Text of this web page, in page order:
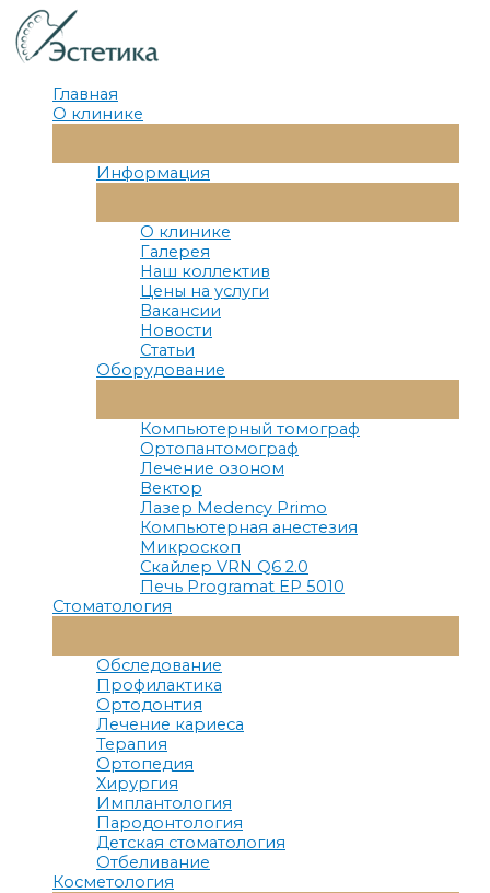
Перейти
к
содержимому
Главная
О клинике
Меню
Информация
Меню
О клинике
Галерея
Наш коллектив
Цены на услуги
Вакансии
Новости
Статьи
Оборудование
Меню
Компьютерный томограф
Ортопантомограф
Лечение озоном
Вектор
Лазер Medency Primo
Компьютерная анестезия
Микроскоп
Скайлер VRN Q6 2.0
Печь Programat EP 5010
Стоматология
Меню
Обследование
Профилактика
Ортодонтия
Лечение кариеса
Терапия
Ортопедия
Хирургия
Имплантология
Пародонтология
Детская стоматология
Отбеливание
Косметология